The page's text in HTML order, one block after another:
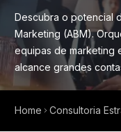
Descubra o potencial
Marketing (ABM).
equipas de marketing
alcance grandes
Home Consultoria